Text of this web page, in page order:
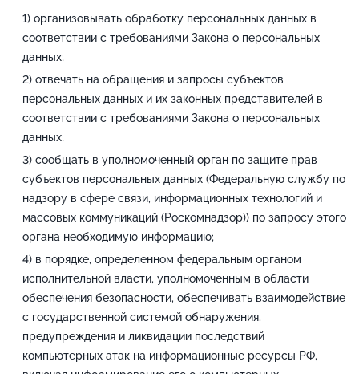
организовывать обработку персональных данных в
соответствии с требованиями Закона о персональных
данных;
отвечать на обращения и запросы субъектов
персональных данных и их законных представителей в
соответствии с требованиями Закона о персональных
данных;
сообщать в уполномоченный орган по защите прав
субъектов персональных данных (Федеральную службу по
надзору в сфере связи, информационных технологий и
массовых коммуникаций (Роскомнадзор)) по запросу этого
органа необходимую информацию;
в порядке, определенном федеральным органом
исполнительной власти, уполномоченным в области
обеспечения безопасности, обеспечивать взаимодействие
с государственной системой обнаружения,
предупреждения и ликвидации последствий
компьютерных атак на информационные ресурсы РФ,